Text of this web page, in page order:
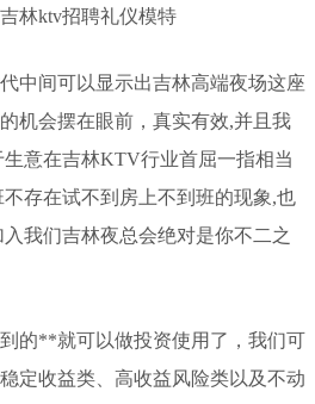
林ktv招聘礼仪模特
中间可以显示出吉林高端夜场这座
机会摆在眼前，真实有效,并且我
意在吉林KTV行业首屈一指相当
存在试不到房上不到班的现象,也
我们吉林夜总会绝对是你不二之
的**就可以做投资使用了，我们可
定收益类、高收益风险类以及不动